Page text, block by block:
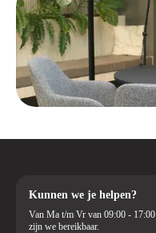
Kunnen we je helpen?
Van Ma t/m Vr van 09:00 - 17:00
zijn we bereikbaar.